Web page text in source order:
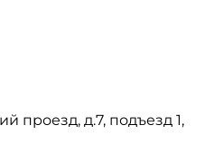
проезд, д.7, подъезд 1,